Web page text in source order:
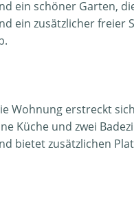
ein schöner Garten,
ein zusätzlicher freier
Wohnung erstreckt
Küche und zwei
bietet zusätzlichen